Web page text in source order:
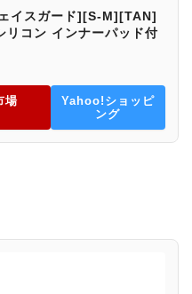
イスガード][S-M][TAN]
リコン インナーパッド付
場
Yahoo!ショッピ
ング